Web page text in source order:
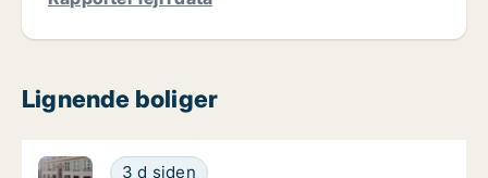
Lignende boliger
Ca. 85 m2 andelsbolig til salg i 1070
3 d siden
Ca. 85 m2 andelsbolig til salg i 1070 København K,